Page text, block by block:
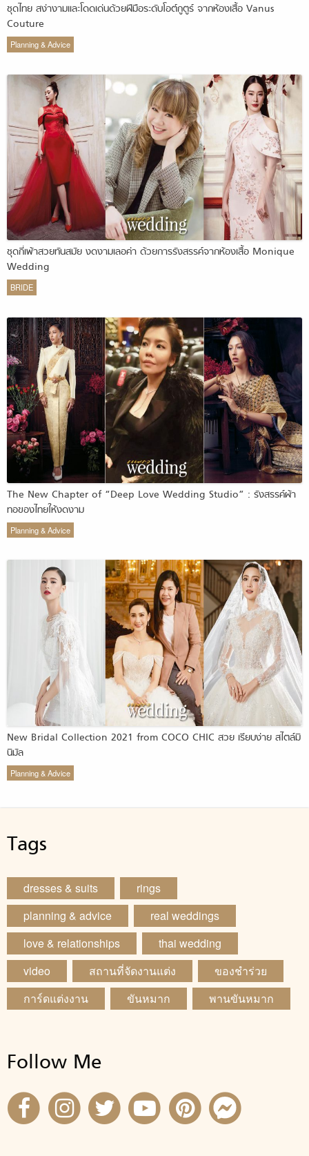
ชุดไทย สง่างามและโดดเด่นด้วยฝีมือระดับโอต์กูตูร์ จากห้องเสื้อ Vanus
Couture
Planning & Advice
ชุดกี่เพ้าสวยทันสมัย งดงามเลอค่า ด้วยการรังสรรค์จากห้องเสื้อ Monique
Wedding
BRIDE
The New Chapter of “Deep Love Wedding Studio” : รังสรรค์ผ้า
ทอของไทยให้งดงาม
Planning & Advice
New Bridal Collection 2021 from COCO CHIC สวย เรียบง่าย สไตล์มิ
นิมัล
Planning & Advice
Tags
dresses & suits
rings
planning & advice
real weddings
love & relationships
thai wedding
video
สถานที่จัดงานแต่ง
ของชำร่วย
การ์ดแต่งงาน
ขันหมาก พานขันหมาก
Follow Me